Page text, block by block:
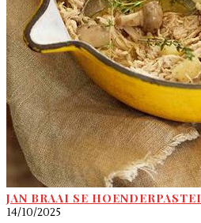
JAN BRAAI SE HOENDERPASTEI
14/10/2025